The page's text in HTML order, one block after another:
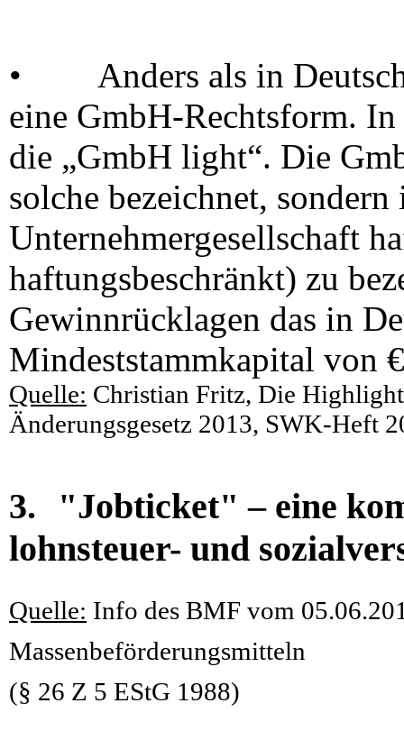
•
Anders als in
eine GmbH-Rechtsform.
die „GmbH light“. Die
solche bezeichnet, sondern
Unternehmergesellschaft
haftungsbeschränkt) zu
Gewinnrücklagen das in
Mindeststammkapital von
Quelle: Christian Fritz, Die
Änderungsgesetz 2013, SWK-Heft
3.
"Jobticket" – eine
lohnsteuer- und
Quelle: Info des BMF vom
Massenbeförderungsmitteln
(§ 26 Z 5 EStG 1988)